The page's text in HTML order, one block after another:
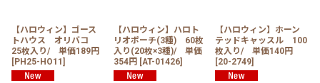
【ハロウィン】ゴース
トハウス オリバコ
25枚入り/ 単価189円
[PH25-HO11 ]
【ハロウィン】ハロト
リオポーチ(3種) 60枚
入り(20枚×3種)/ 単価
354円 [AT-01426]
【ハロウィン】ホーン
テッドキャッスル 100
枚入り/ 単価140円
[20-2749]